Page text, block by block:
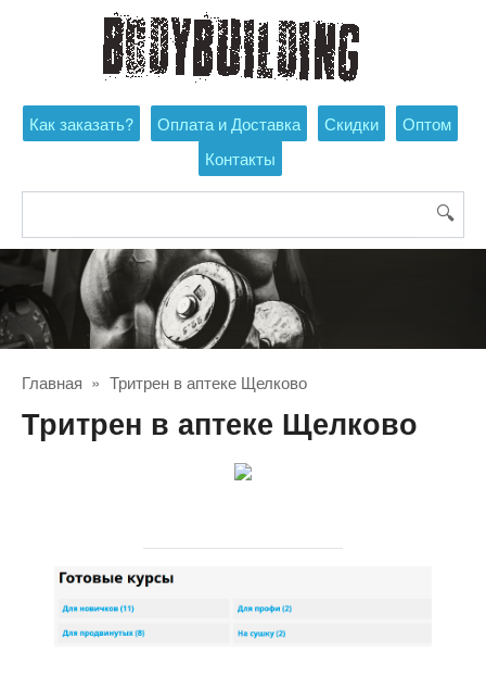
Как заказать? Оплата и Доставка Скидки
Оптом
Контакты
Главная » Тритрен в аптеке Щелково
Тритрен в аптеке Щелково